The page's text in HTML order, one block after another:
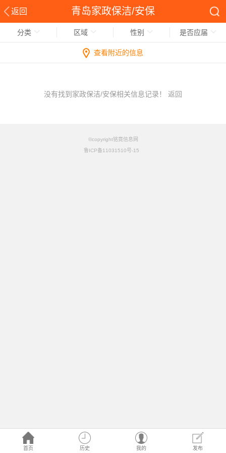
返回 青岛家政保洁/安保
首页 历史 我的 发布
分类 区域 性别 是否应届
查看附近的信息
没有找到家政保洁/安保相关信息记录！ 返回
©copyright铭竟信息网
鲁ICP备11031510号-15